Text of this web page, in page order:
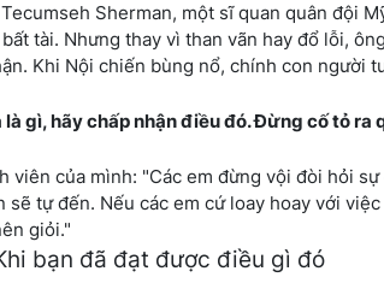
Sherman, một sĩ quan quân đội
tài. Nhưng thay vì than vãn hay đổ lỗi,
Khi Nội chiến bùng nổ, chính con
là gì, hãy chấp nhận điều đó. Đừng cố tỏ
viên của mình: "Các em đừng vội đòi hỏi
sẽ tự đến. Nếu các em cứ loay hoay với
giỏi."
bạn đã đạt được điều gì đó